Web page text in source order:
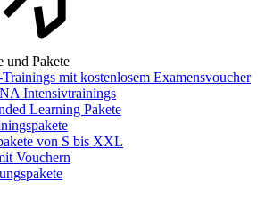
und Pakete
mit kostenlosem Examensvoucher
Intensivtrainings
Learning Pakete
von S bis XXL
Vouchern